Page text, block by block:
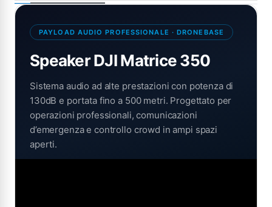
PAYLOAD AUDIO PROFESSIONALE · DRONEBASE
Speaker DJI Matrice 350
Sistema audio ad alte prestazioni con potenza di
130dB e portata fino a 500 metri. Progettato per
operazioni professionali, comunicazioni
d’emergenza e controllo crowd in ampi spazi
aperti.